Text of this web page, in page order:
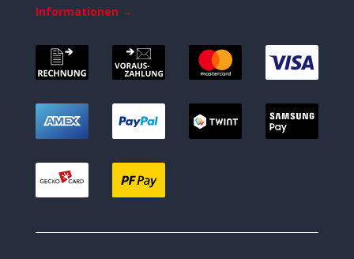
Informationen →